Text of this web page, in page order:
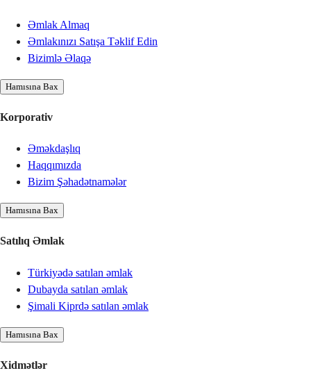
Əmlak Almaq
Əmlakınızı Satışa Təklif Edin
Bizimlə Əlaqə
Hamısına Bax
Korporativ
Əməkdaşlıq
Haqqımızda
Bizim Şəhadətnamələr
Hamısına Bax
Satılıq Əmlak
Türkiyədə satılan əmlak
Dubayda satılan əmlak
Şimali Kiprdə satılan əmlak
Hamısına Bax
Xidmətlər